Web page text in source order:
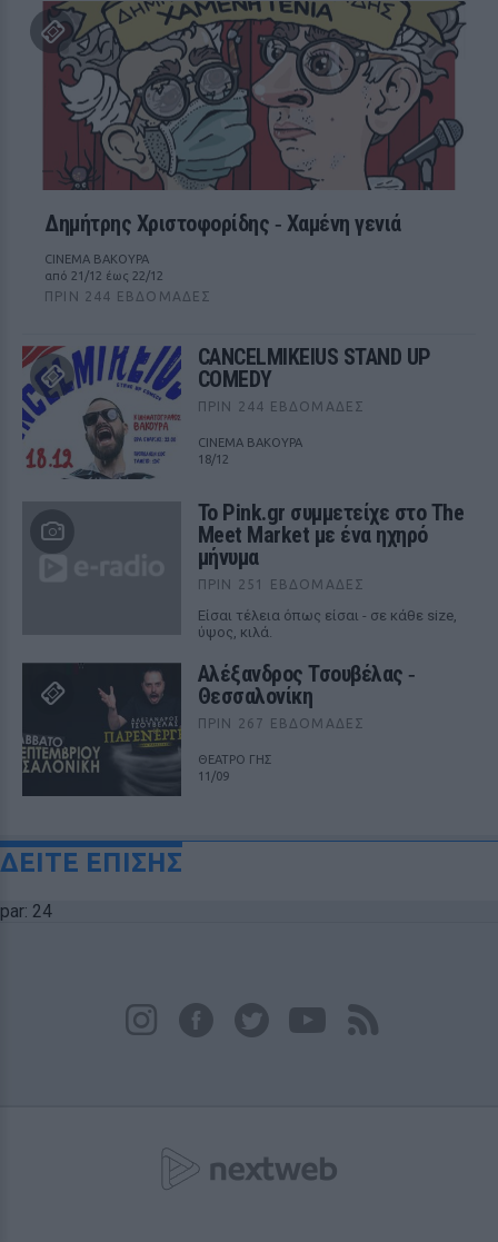
Δημήτρης Χριστοφορίδης ‑ Χαμένη γενιά
CINEMA ΒΑΚΟΥΡΑ
από 21/12 έως 22/12
ΠΡΙΝ 244 ΕΒΔΟΜΆΔΕΣ
CANCELMIKEIUS STAND UP
COMEDY
ΠΡΙΝ 244 ΕΒΔΟΜΆΔΕΣ
CINEMA ΒΑΚΟΥΡΑ
18/12
Το Pink.gr συμμετείχε στο The
Meet Market με ένα ηχηρό
μήνυμα
ΠΡΙΝ 251 ΕΒΔΟΜΆΔΕΣ
Είσαι τέλεια όπως είσαι - σε κάθε size,
ύψος, κιλά.
Αλέξανδρος Τσουβέλας ‑
Θεσσαλονίκη
ΠΡΙΝ 267 ΕΒΔΟΜΆΔΕΣ
ΘΕΑΤΡΟ ΓΗΣ
11/09
ΔΕΙΤΕ ΕΠΙΣΗΣ
par: 24